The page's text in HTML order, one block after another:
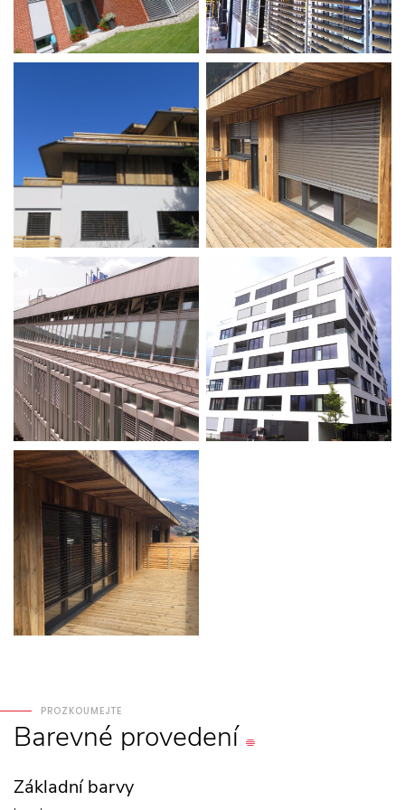
PROZKOUMEJTE
Barevné provedení
Základní barvy